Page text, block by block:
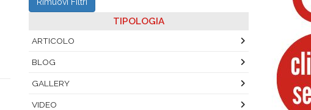
TIPOLOGIA
ARTICOLO
BLOG
GALLERY
VIDEO